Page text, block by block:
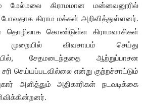
மேல்மலை கிராமமான மன்னவனூரில்
கிராம மக்கள் அறிவித்துள்ளனர்.
தொழிலாக கொண்டுள்ள கிராமவாசிகள்
விவசாயம் செய்து
சேதமடைந்ததை ஆற்றுப்பாசன
செய்யப்படவில்லை என்று குற்றச்சாட்டும்
அளித்தும் அதிகாரிகள் நடவடிக்கை